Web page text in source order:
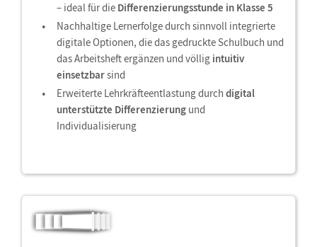
– ideal für die Differenzierungsstunde in Klasse 5
Nachhaltige Lernerfolge durch sinnvoll integrierte
digitale Optionen, die das gedruckte Schulbuch und
das Arbeitsheft ergänzen und völlig intuitiv
einsetzbarsind
Erweiterte Lehrkräfteentlastung durch digital
unterstützte Differenzierung und
Individualisierung